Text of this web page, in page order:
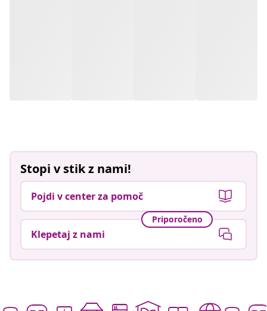
Stopi v stik z nami!
Pojdi v center za pomoč
Priporočeno
Klepetaj z nami